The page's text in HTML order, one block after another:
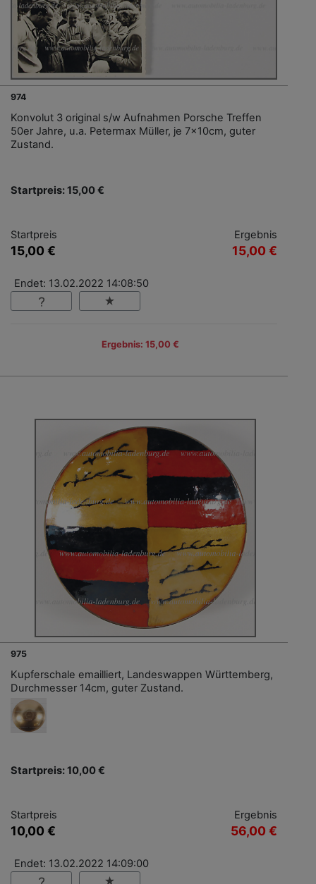
974
Konvolut 3 original s/w Aufnahmen Porsche Treffen
50er Jahre, u.a. Petermax Müller, je 7x10cm, guter
Zustand.
Startpreis: 15,00 €
Startpreis
15,00 €
Ergebnis
15,00 €
Endet: 13.02.2022 14:08:50
Ergebnis: 15,00 €
975
Kupferschale emailliert, Landeswappen Württemberg,
Durchmesser 14cm, guter Zustand.
Startpreis: 10,00 €
Startpreis
10,00 €
Ergebnis
56,00 €
Endet: 13.02.2022 14:09:00